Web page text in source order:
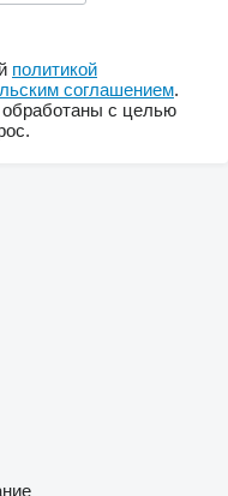
политикой
соглашением.
с целью